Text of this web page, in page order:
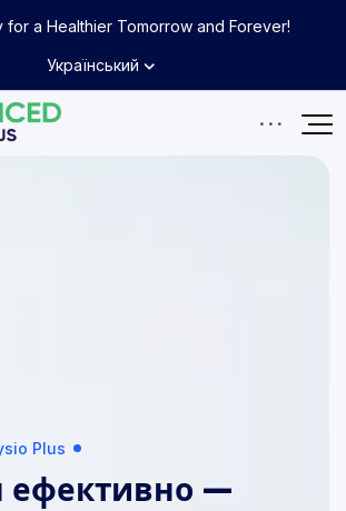
for a Healthier Tomorrow and Forever!
Український
Plus
ефективно —
Plus
ефективно —
Plus
ефективно —